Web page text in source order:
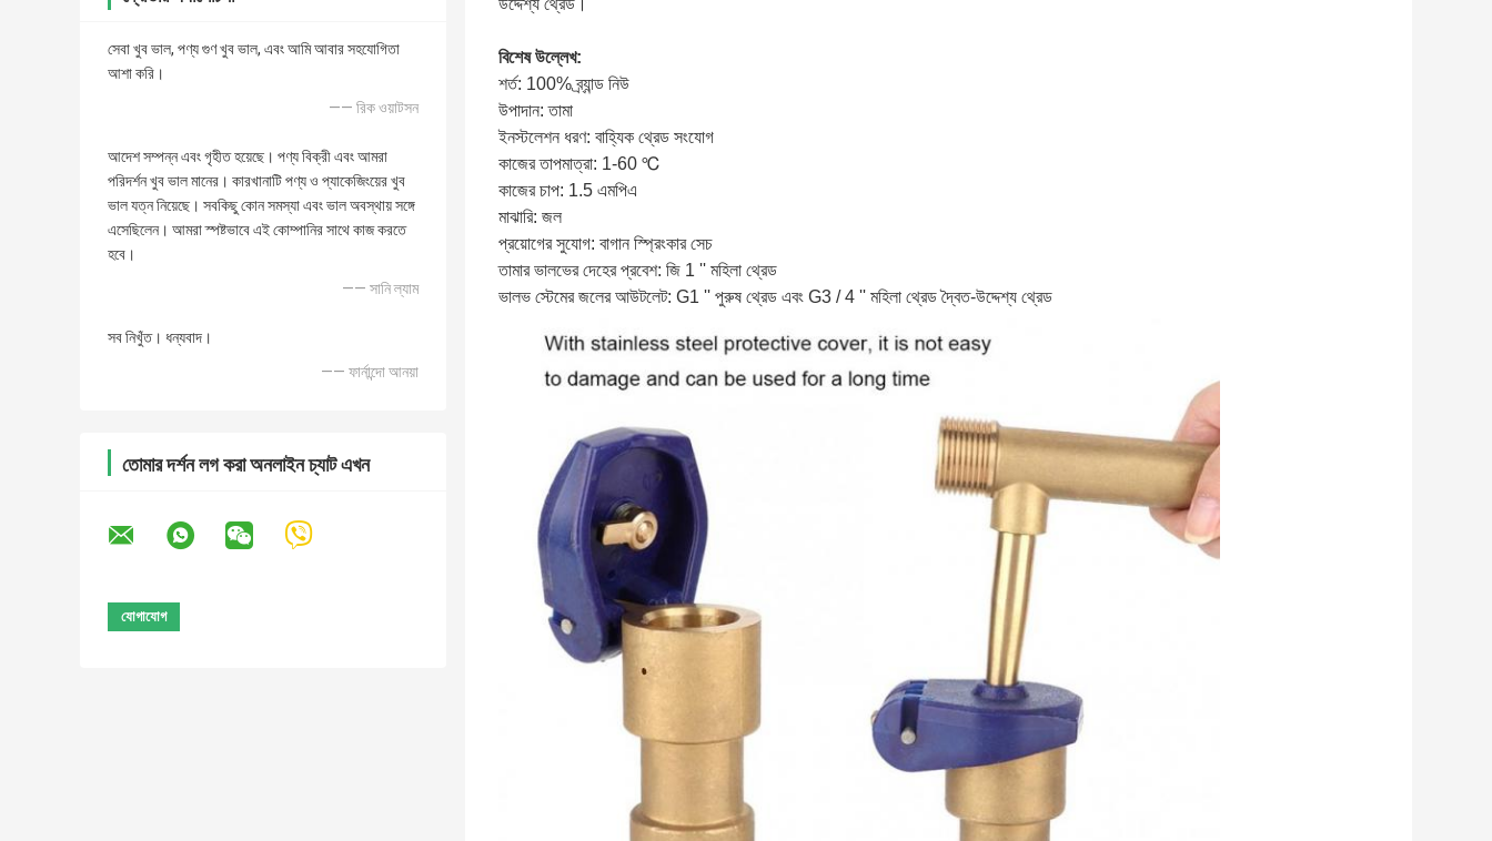
সেবা খুব ভাল, পণ্য গুণ খুব ভাল, এবং আমি আবার সহযোগিতা
আশা করি।
—— রিক ওয়াটসন
আদেশ সম্পন্ন এবং গৃহীত হয়েছে। পণ্য বিক্রী এবং আমরা
পরিদর্শন খুব ভাল মানের। কারখানাটি পণ্য ও প্যাকেজিংয়ের খুব
ভাল যত্ন নিয়েছে। সবকিছু কোন সমস্যা এবং ভাল অবস্থায় সঙ্গে
এসেছিলেন। আমরা স্পষ্টভাবে এই কোম্পানির সাথে কাজ করতে
হবে।
—— সানি ল্যাম
সব নিখুঁত। ধন্যবাদ।
—— ফার্নান্দো আনয়া
তোমার দর্শন লগ করা অনলাইন চ্যাট এখন
উদ্দেশ্য থ্রেড।
বিশেষ উল্লেখ:
শর্ত: 100% ব্র্যান্ড নিউ
উপাদান: তামা
ইনস্টলেশন ধরণ: বাহ্যিক থ্রেড সংযোগ
কাজের তাপমাত্রা: 1-60 ℃
কাজের চাপ: 1.5 এমপিএ
মাঝারি: জল
প্রয়োগের সুযোগ: বাগান স্প্রিংকার সেচ
তামার ভালভের দেহের প্রবেশ: জি 1 '' মহিলা থ্রেড
ভালভ স্টেমের জলের আউটলেট: G1 '' পুরুষ থ্রেড এবং G3 / 4 '' মহিলা থ্রেড দ্বৈত-উদ্দেশ্য থ্রেড